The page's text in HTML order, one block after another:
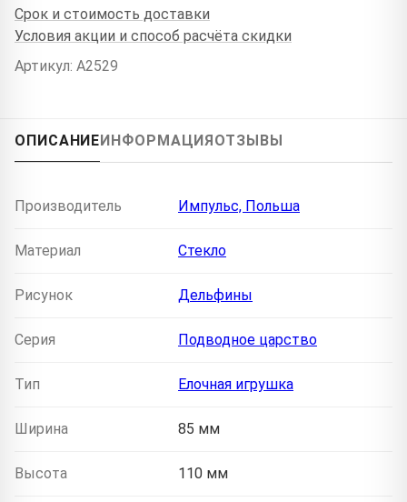
Срок и стоимость доставки
Условия акции и способ расчёта скидки
Артикул: A2529
ОПИСАНИЕ ИНФОРМАЦИЯ ОТЗЫВЫ
Производитель Импульс, Польша
Материал Стекло
Рисунок Дельфины
Серия Подводное царство
Тип Елочная игрушка
Ширина 85 мм
Высота 110 мм